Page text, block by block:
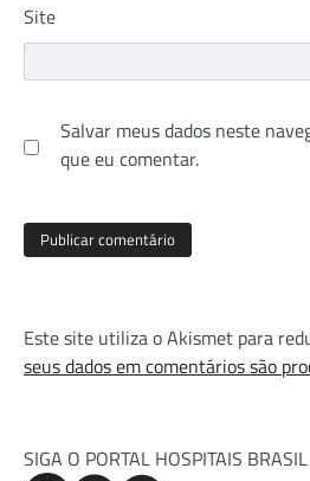
Site
Salvar meus dados neste
que eu comentar.
Este site utiliza o Akismet para
seus dados em comentários são
SIGA O PORTAL HOSPITAIS BRASIL